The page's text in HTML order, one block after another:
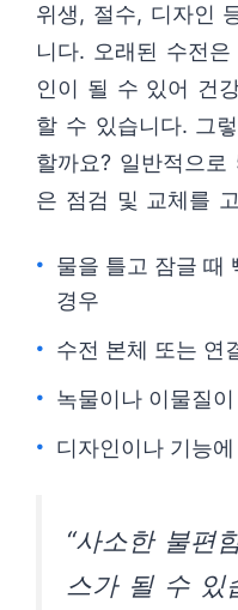
위생, 절수, 디자인
니다. 오래된 수전
인이 될 수 있어 건
할 수 있습니다. 그
할까요? 일반적으
은 점검 및 교체를
물을 틀고 잠글 때
경우
수전 본체 또는 연
녹물이나 이물질
디자인이나 기능
“사소한 불편
스가 될 수 있